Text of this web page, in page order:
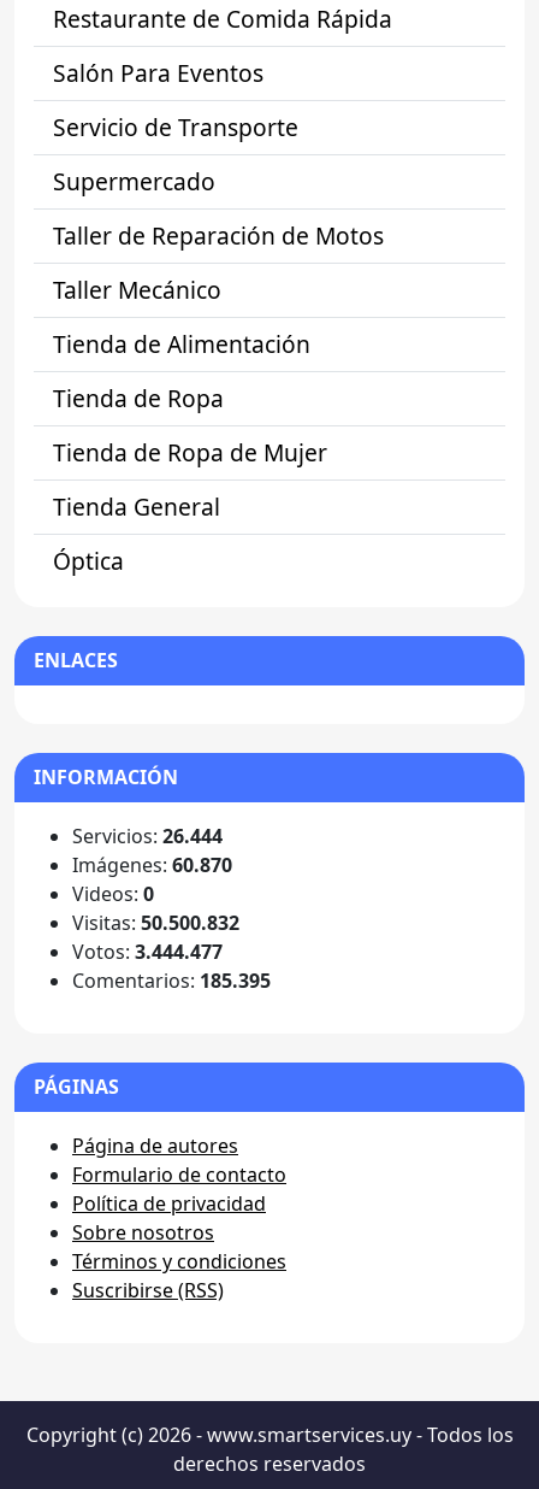
Restaurante de Comida Rápida
Salón Para Eventos
Servicio de Transporte
Supermercado
Taller de Reparación de Motos
Taller Mecánico
Tienda de Alimentación
Tienda de Ropa
Tienda de Ropa de Mujer
Tienda General
Óptica
ENLACES
INFORMACIÓN
Servicios: 26.444
Imágenes: 60.870
Videos: 0
Visitas: 50.500.832
Votos: 3.444.477
Comentarios: 185.395
PÁGINAS
Página de autores
Formulario de contacto
Política de privacidad
Sobre nosotros
Términos y condiciones
Suscribirse (RSS)
Copyright (c) 2026 - www.smartservices.uy - Todos los
derechos reservados